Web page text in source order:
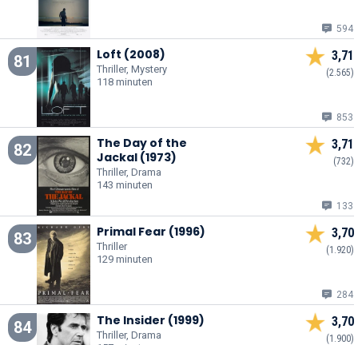
594
81 Loft (2008)
Thriller, Mystery
118 minuten
3,71
(2.565)
853
82
The Day of the
Jackal (1973)
Thriller, Drama
143 minuten
3,71
(732)
133
83 Primal Fear (1996)
Thriller
129 minuten
3,70
(1.920)
284
84 The Insider (1999)
Thriller, Drama
3,70
(1.900)